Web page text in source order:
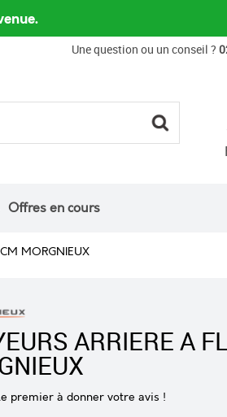
Une question ou un conseil ?
Offres en cours
MORGNIEUX
ARRIERE A
premier à donner votre avis !